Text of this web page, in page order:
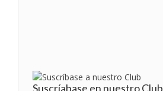
Suscríabase en nuestro Club